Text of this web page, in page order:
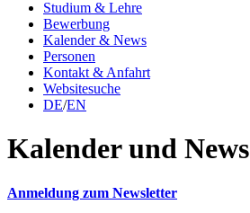
Studium & Lehre
Bewerbung
Kalender & News
Personen
Kontakt & Anfahrt
Websitesuche
DE/EN
Kalender und News
Anmeldung zum Newsletter